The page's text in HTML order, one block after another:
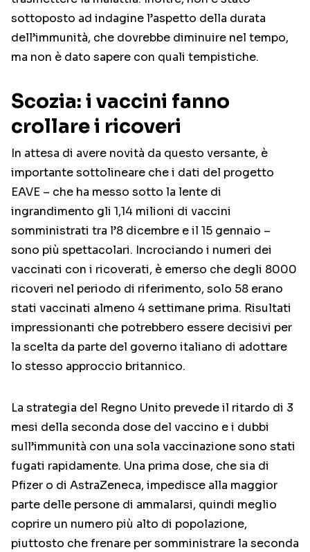
sottoposto ad indagine l’aspetto della durata
dell’immunità, che dovrebbe diminuire nel tempo,
ma non è dato sapere con quali tempistiche.
Scozia: i vaccini fanno
crollare i ricoveri
In attesa di avere novità da questo versante, è
importante sottolineare che i dati del progetto
EAVE – che ha messo sotto la lente di
ingrandimento gli 1,14 milioni di vaccini
somministrati tra l’8 dicembre e il 15 gennaio –
sono più spettacolari. Incrociando i numeri dei
vaccinati con i ricoverati, è emerso che degli 8000
ricoveri nel periodo di riferimento, solo 58 erano
stati vaccinati almeno 4 settimane prima. Risultati
impressionanti che potrebbero essere decisivi per
la scelta da parte del governo italiano di adottare
lo stesso approccio britannico.
La strategia del Regno Unito prevede il ritardo di 3
mesi della seconda dose del vaccino e i dubbi
sull’immunità con una sola vaccinazione sono stati
fugati rapidamente. Una prima dose, che sia di
Pfizer o di AstraZeneca, impedisce alla maggior
parte delle persone di ammalarsi, quindi meglio
coprire un numero più alto di popolazione,
piuttosto che frenare per somministrare la seconda